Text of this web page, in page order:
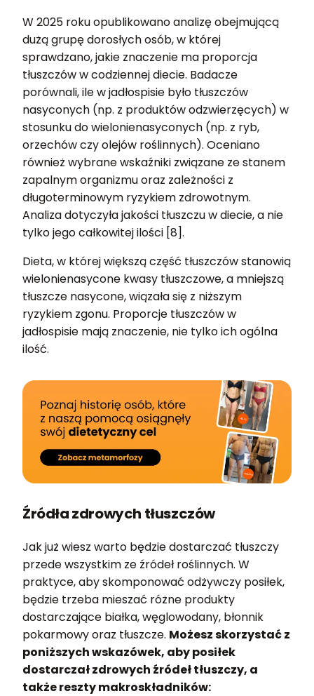
W 2025 roku opublikowano analizę obejmującą
dużą grupę dorosłych osób, w której
sprawdzano, jakie znaczenie ma proporcja
tłuszczów w codziennej diecie. Badacze
porównali, ile w jadłospisie było tłuszczów
nasyconych (np. z produktów odzwierzęcych) w
stosunku do wielonienasyconych (np. z ryb,
orzechów czy olejów roślinnych). Oceniano
również wybrane wskaźniki związane ze stanem
zapalnym organizmu oraz zależności z
długoterminowym ryzykiem zdrowotnym.
Analiza dotyczyła jakości tłuszczu w diecie, a nie
tylko jego całkowitej ilości [8].
Dieta, w której większą część tłuszczów stanowią
wielonienasycone kwasy tłuszczowe, a mniejszą
tłuszcze nasycone, wiązała się z niższym
ryzykiem zgonu. Proporcje tłuszczów w
jadłospisie mają znaczenie, nie tylko ich ogólna
ilość.
Źródła zdrowych tłuszczów
Jak już wiesz warto będzie dostarczać tłuszczy
przede wszystkim ze źródeł roślinnych. W
praktyce, aby skomponować odżywczy posiłek,
będzie trzeba mieszać różne produkty
dostarczające białka, węglowodany, błonnik
pokarmowy oraz tłuszcze. Możesz skorzystać z
poniższych wskazówek, aby posiłek
dostarczał zdrowych źródeł tłuszczy, a
także reszty makroskładników: